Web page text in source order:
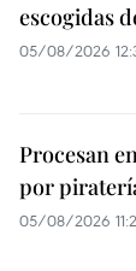
escogidas
05/08/2026
Procesan
por
05/08/2026